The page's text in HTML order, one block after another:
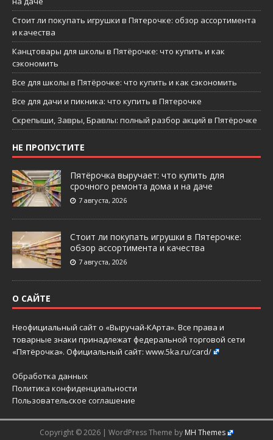
Стоит ли покупать игрушки в Пятерочке: обзор ассортимента
и качества
Канцтовары для школы в Пятёрочке: что купить и как
сэкономить
Все для школы в Пятёрочке: что купить и как сэкономить
Все для дачи и пикника: что купить в Пятерочке
Скрепыши, Завры, Бравлы: полный разбор акций в Пятёрочке
НЕ ПРОПУСТИТЕ
Пятёрочка выручает: что купить для
срочного ремонта дома и на даче
7 августа, 2026
Стоит ли покупать игрушки в Пятерочке:
обзор ассортимента и качества
7 августа, 2026
О САЙТЕ
Неофициальный сайт о «Выручай-КАрта». Все права и
товарные знаки принадлежат федеральной торговой сети
«Пятёрочка». Официальный сайт: www.5ka.ru/card/
Обработка данных
Политика конфиденциальности
Пользовательское соглашение
Copyright © 2026 | WordPress Theme by MH Themes